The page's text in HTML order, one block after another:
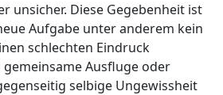
unsicher. Diese Gegebenheit ist
Aufgabe unter anderem kein
schlechten Eindruck
gemeinsame Ausfluge oder
selbige Ungewissheit